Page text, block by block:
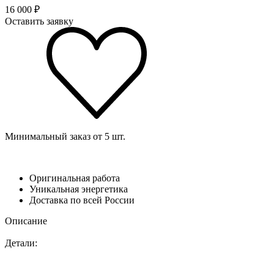
16 000 ₽
Оставить заявку
Минимальный заказ от 5 шт.
Оригинальная работа
Уникальная энергетика
Доставка по всей России
Описание
Детали: